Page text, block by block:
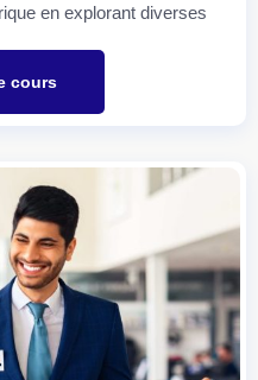
en explorant diverses
cours